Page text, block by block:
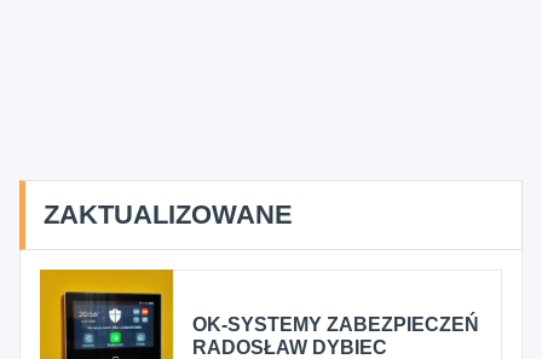
ZAKTUALIZOWANE
OK-SYSTEMY ZABEZPIECZEŃ
RADOSŁAW DYBIEC